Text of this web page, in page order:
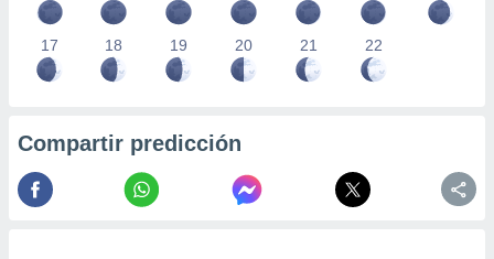
17 18 19 20 21 22
Compartir predicción